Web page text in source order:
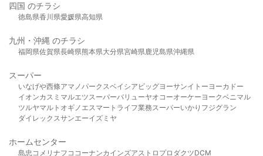
四国 のチラシ
徳島県香川県愛媛県高知県
九州・沖縄 のチラシ
福岡県佐賀県長崎県熊本県大分県宮崎県鹿児島県沖縄県
スーパー
いなげや西條アマノパークスベイシア ビッグヨーサンイトーヨーカドー
イオンカスミ マルエツスーパーバリューヤオコーオーケー ヨークベニマル
ツルヤマルト オギノ エスマート ライフ業務スーパーいかり フジグラン
ダイレックスサンエーイズミヤ
ホームセンター
島忠 コメリ ナフコ コーナンカインズアストロプロダクツDCM